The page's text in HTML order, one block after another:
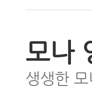
모나
생생한